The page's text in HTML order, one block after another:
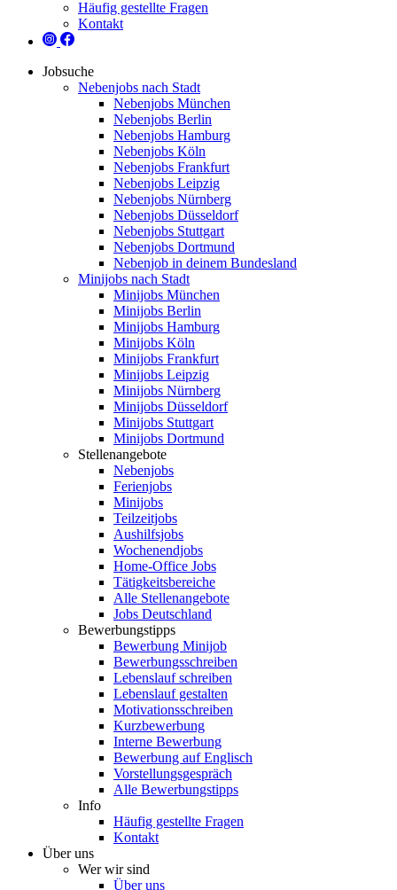
Häufig gestellte Fragen
Kontakt
Jobsuche
Nebenjobs nach Stadt
Nebenjobs München
Nebenjobs Berlin
Nebenjobs Hamburg
Nebenjobs Köln
Nebenjobs Frankfurt
Nebenjobs Leipzig
Nebenjobs Nürnberg
Nebenjobs Düsseldorf
Nebenjobs Stuttgart
Nebenjobs Dortmund
Nebenjob in deinem Bundesland
Minijobs nach Stadt
Minijobs München
Minijobs Berlin
Minijobs Hamburg
Minijobs Köln
Minijobs Frankfurt
Minijobs Leipzig
Minijobs Nürnberg
Minijobs Düsseldorf
Minijobs Stuttgart
Minijobs Dortmund
Stellenangebote
Nebenjobs
Ferienjobs
Minijobs
Teilzeitjobs
Aushilfsjobs
Wochenendjobs
Home-Office Jobs
Tätigkeitsbereiche
Alle Stellenangebote
Jobs Deutschland
Bewerbungstipps
Bewerbung Minijob
Bewerbungsschreiben
Lebenslauf schreiben
Lebenslauf gestalten
Motivationsschreiben
Kurzbewerbung
Interne Bewerbung
Bewerbung auf Englisch
Vorstellungsgespräch
Alle Bewerbungstipps
Info
Häufig gestellte Fragen
Kontakt
Über uns
Wer wir sind
Über uns